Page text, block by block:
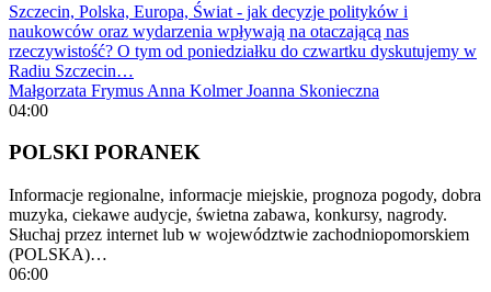
Szczecin, Polska, Europa, Świat - jak decyzje polityków i
naukowców oraz wydarzenia wpływają na otaczającą nas
rzeczywistość? O tym od poniedziałku do czwartku dyskutujemy w
Radiu Szczecin…
Małgorzata Frymus Anna Kolmer Joanna Skonieczna
04:00
POLSKI PORANEK
Informacje regionalne, informacje miejskie, prognoza pogody, dobra
muzyka, ciekawe audycje, świetna zabawa, konkursy, nagrody.
Słuchaj przez internet lub w województwie zachodniopomorskiem
(POLSKA)…
06:00